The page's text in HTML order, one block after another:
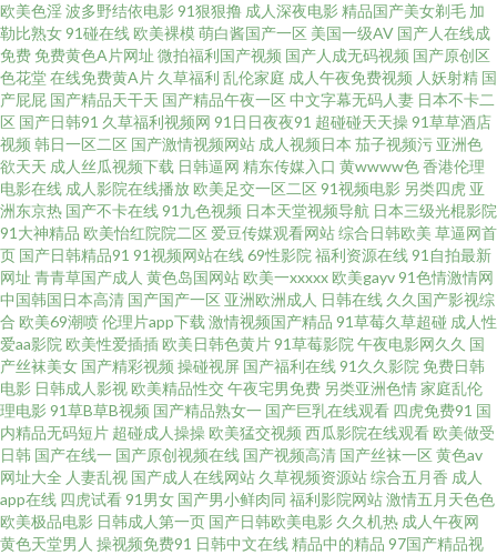
檬app 99精品在线观看视频 欧美日韩亚洲高清 最新上映电影2020 另类网站
97电影院网站 午夜影院操 老湿机操 成全动漫影视大全 另类专区激情 中文字
幕日韩视频 久久草草爱 亚洲中文欧美日韩在线 国产在线看 午夜可直接 国产
凹凸一区 日姜女BB 国产精品韩日 91传mei 日韩乱欲影院 国产情侣久久久久
aⅴ免费 最新av地址 日韩素人无码 国产人妖av网 影音先锋国产性爱 欧美精品
日韩亚洲 国产传媒三级 亚洲欧美国产制服另类 青青草国产播放 国产全黄a一
级 在线观看高清完整电影 青草精品视频在线 国产年轻娇小性hd 原来的神马
电影网免费最新 日韩精品影片 韩国一区 91黑丝自慰 日本一级操逼视频 a视频
在线 欧美人妖 综合性爱网 九一福利导航 亚洲欧美国产国 91次员 鲁丝片一区
二 一级a黄 国产主播一区 午夜福利66 娇妻互换 磁力bt 亚洲丶国 乱伦免费高
欧美色淫波多野结依电影 91狠狠撸 成人深夜电影 精品国产美女剃毛 加
勒比熟女91碰在线 欧美裸模 萌白酱国产一区 美国一级AV 国产人在线成
免费 免费黄色A片网址 微拍福利国产视频 国产人成无码视频 国产原创区
色花堂在线免费黄A片 久草福利 乱伦家庭 成人午夜免费视频 人妖射精 国
产屁屁 国产精品天干天 国产精品午夜一区 中文字幕无码人妻 日本不卡二
区 国产日韩91 久草福利视频网 91日日夜夜91 超碰碰天天操91草草酒店
视频 韩日一区二区 国产激情视频网站 成人视频日本 茄子视频污 亚洲色
欲天天 成人丝瓜视频下载 日韩逼网 精东传媒入口 黄wwww色香港伦理
电影在线 成人影院在线播放 欧美足交一区二区 91视频电影 另类四虎 亚
洲东京热 国产不卡在线91九色视频 日本天堂视频导航 日本三级光棍影院
91大神精品 欧美怡红院院二区 爱豆传媒观看网站综合日韩欧美 草逼网首
页 国产日韩精品91 91视频网站在线69性影院 福利资源在线91自拍最新
网址 青青草国产成人 黄色岛国网站 欧美一xxxxx 欧美gayv91色情激情网
中国韩国日本高清 国产国产一区 亚洲欧洲成人 日韩在线 久久国产影视综
合 欧美69潮喷伦理片app下载 激情视频国产精品 91草莓久草超碰 成人性
爱aa影院 欧美性爱插插 欧美日韩色黄片91草莓影院 午夜电影网久久 国
产丝袜美女 国产精彩视频 操碰视屏 国产福利在线91久久影院 免费日韩
电影 日韩成人影视 欧美精品性交 午夜宅男免费 另类亚洲色情家庭乱伦
理电影 91草B草B视频 国产精品熟女一 国产巨乳在线观看 四虎免费91 国
内精品无码短片 超碰成人操操 欧美猛交视频 西瓜影院在线观看 欧美做受
日韩 国产在线一 国产原创视频在线 国产视频高清 国产丝袜一区 黄色av
网址大全 人妻乱视 国产成人在线网站 久草视频资源站综合五月香 成人
app在线 四虎试看91男女 国产男小鲜肉同 福利影院网站激情五月天色色
欧美极品电影 日韩成人第一页 国产日韩欧美电影 久久机热 成人午夜网
黄色天堂男人 操视频免费91 日韩中文在线精品中的精品 97国产精品视